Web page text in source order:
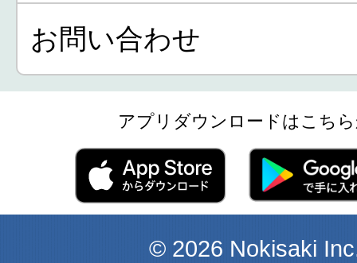
お問い合わせ
アプリダウンロードはこち
© 2026 Nokisaki